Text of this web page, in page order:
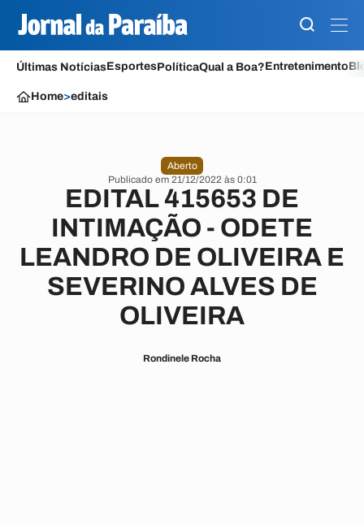
Últimas NotíciasEsportesPolíticaQual a Boa?Entretenimento
Home>editais
Aberto
Publicado em 21/12/2022 às 0:01
EDITAL 415653 DE
INTIMAÇÃO - ODETE
LEANDRO DE OLIVEIRA E
SEVERINO ALVES DE
OLIVEIRA
Rondinele Rocha